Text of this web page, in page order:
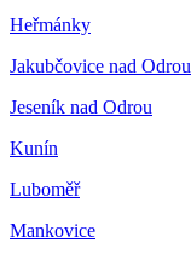
Heřmánky
Jakubčovice nad Odrou
Jeseník nad Odrou
Kunín
Luboměř
Mankovice